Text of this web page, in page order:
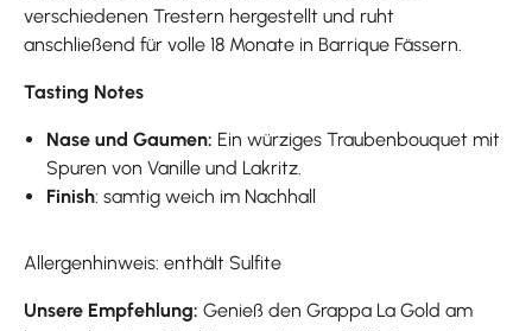
verschiedenen Trestern hergestellt und ruht
anschließend für volle 18 Monate in Barrique Fässern.
Tasting Notes
Nase und Gaumen: Ein würziges Traubenbouquet mit
Spuren von Vanille und Lakritz.
Finish: samtig weich im Nachhall
Allergenhinweis: enthält Sulfite
Unsere Empfehlung: Genieß den Grappa La Gold am